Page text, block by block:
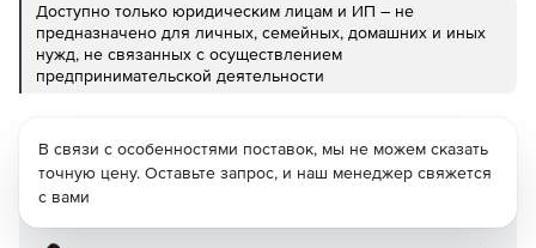
Доступно только юридическим лицам и ИП – не
предназначено для личных, семейных, домашних и иных
нужд, не связанных с осуществлением
предпринимательской деятельности
В связи с особенностями поставок, мы не можем сказать
точную цену. Оставьте запрос, и наш менеджер свяжется
с вами